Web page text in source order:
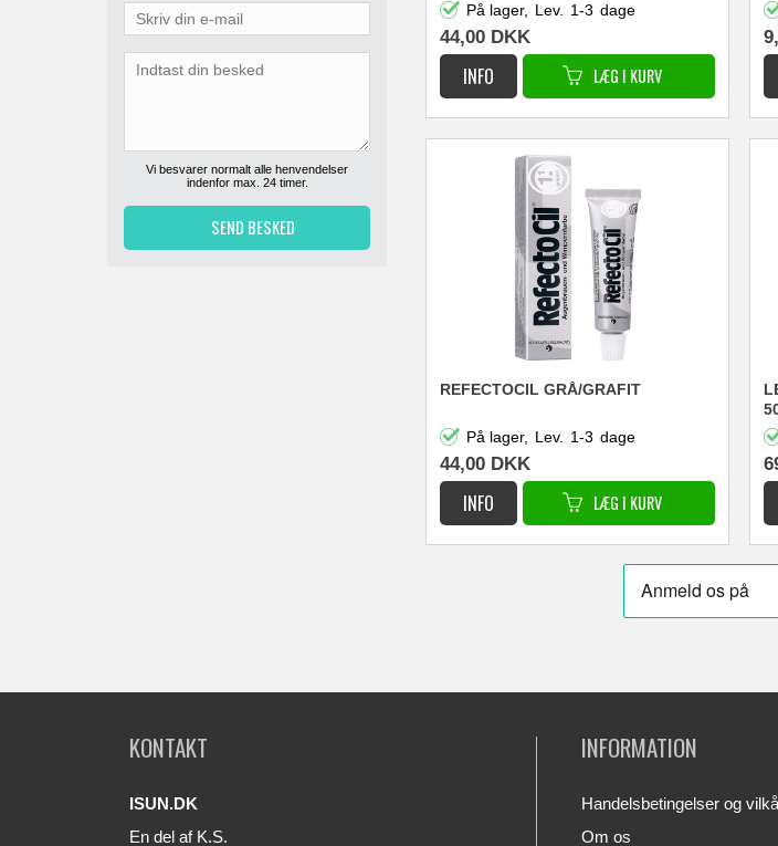
Vi besvarer normalt alle henvendelser
indenfor max. 24 timer.
På lager, Lev. 1-3 dage
44,00 DKK
REFECTOCIL GRÅ/GRAFIT
På lager, Lev. 1-3 dage
44,00 DKK
KONTAKT
ISUN.DK
En del af K.S.
INFORMATION
Handelsbetingelser og
Om os